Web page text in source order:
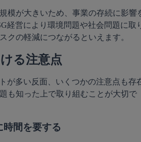
模が大きいため、事業の存続に影響
経営により環境問題や社会問題に取
クの軽減につながるといえます。
る注意点
が多い反面、いくつかの注意点も存
も知った上で取り組むことが大切で
時間を要する